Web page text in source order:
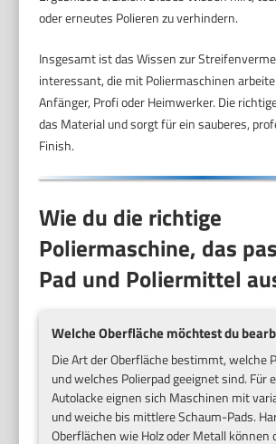
oder erneutes Polieren zu verhindern.
Insgesamt ist das Wissen zur
interessant, die mit Poliermaschinen
Anfänger, Profi oder Heimwerker. Die
das Material und sorgt für ein sauberes,
Finish.
Wie du die richtige
Poliermaschine, das
Pad und Poliermittel
Welche Oberfläche möchtest du
Die Art der Oberfläche bestimmt, welche
und welches Polierpad geeignet sind. Für
Autolacke eignen sich Maschinen mit
und weiche bis mittlere Schaum-Pads.
Oberflächen wie Holz oder Metall